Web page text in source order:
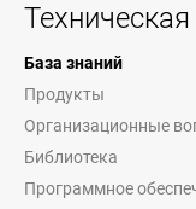
База знаний
Продукты
Организационные
Библиотека
Программное